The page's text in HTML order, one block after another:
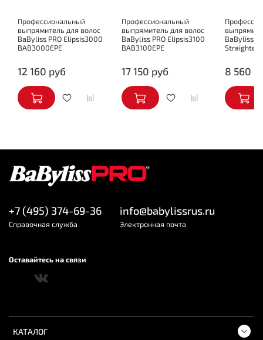
Профессиональный
выпрямитель для волос
BaByliss PRO Elipsis3000
BAB3000EPE
12 160 руб
Профессиональный
выпрямитель для волос
BaByliss PRO Elipsis3100
BAB3100EPE
17 150 руб
BaByliss
8 560
КАТАЛОГ
+7 (495) 374-69-36
Cправочная служба
info@babylissrus.ru
Электронная почта
Оставайтесь на связи